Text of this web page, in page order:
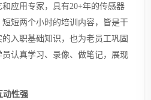
应用专家，具有20+年的传感器
短两个小时的培训 内容，皆是干
入职基础知识 ， 也为老员工巩固
员认真学习、 录像、做笔记，展现
动性强